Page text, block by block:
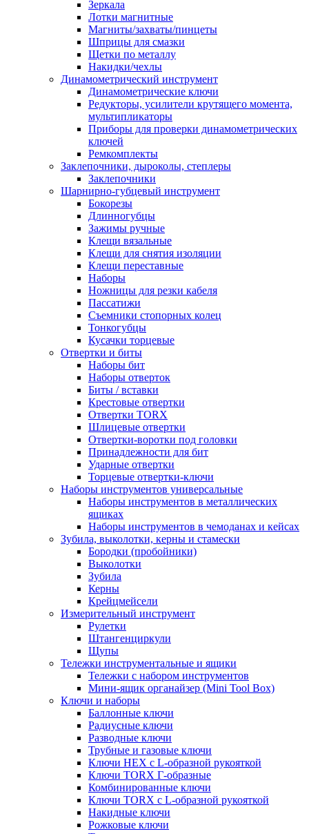
Зеркала
Лотки магнитные
Магниты/захваты/пинцеты
Шприцы для смазки
Щетки по металлу
Накидки/чехлы
Динамометрический инструмент
Динамометрические ключи
Редукторы, усилители крутящего момента,
мультипликаторы
Приборы для проверки динамометрических
ключей
Ремкомплекты
Заклепочники, дыроколы, степлеры
Заклепочники
Шарнирно-губцевый инструмент
Бокорезы
Длинногубцы
Зажимы ручные
Клещи вязальные
Клещи для снятия изоляции
Клещи переставные
Наборы
Ножницы для резки кабеля
Пассатижи
Съемники стопорных колец
Тонкогубцы
Кусачки торцевые
Отвертки и биты
Наборы бит
Наборы отверток
Биты / вставки
Крестовые отвертки
Отвертки TORX
Шлицевые отвертки
Отвертки-воротки под головки
Принадлежности для бит
Ударные отвертки
Торцевые отвертки-ключи
Наборы инструментов универсальные
Наборы инструментов в металлических
ящиках
Наборы инструментов в чемоданах и кейсах
Зубила, выколотки, керны и стамески
Бородки (пробойники)
Выколотки
Зубила
Керны
Крейцмейсели
Измерительный инструмент
Рулетки
Штангенциркули
Щупы
Тележки инструментальные и ящики
Тележки с набором инструментов
Мини-ящик органайзер (Mini Tool Box)
Ключи и наборы
Баллонные ключи
Радиусные ключи
Разводные ключи
Трубные и газовые ключи
Ключи HEX с L-образной рукояткой
Ключи TORX Г-образные
Комбинированные ключи
Ключи TORX с L-образной рукояткой
Накидные ключи
Рожковые ключи